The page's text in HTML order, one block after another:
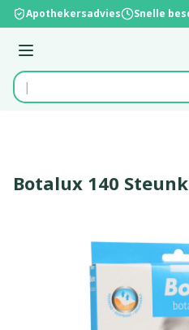
Ga naar de inhoud
Apothekersadvies Snelle
Menu
Product, merk, categorie...
Botalux 140